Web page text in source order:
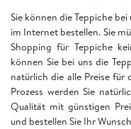
Sie können die Teppiche
im Internet bestellen. Sie
Shopping für Teppiche
können Sie bei uns die
natürlich die alle Preise für
Prozess werden Sie
Qualität mit günstigen
und bestellen Sie Ihr